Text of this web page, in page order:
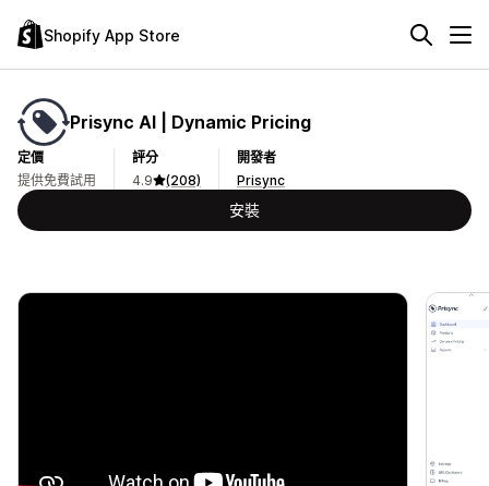
Shopify App Store
Prisync AI | Dynamic Pricing
定價
提供免費試用
評分
4.9
(208)
開發者
Prisync
安裝